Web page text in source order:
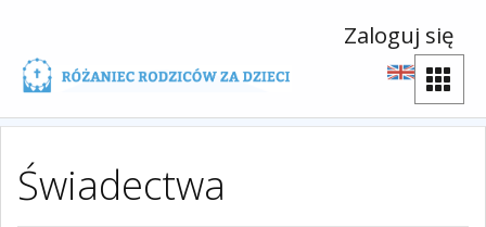
Zaloguj się
Świadectwa